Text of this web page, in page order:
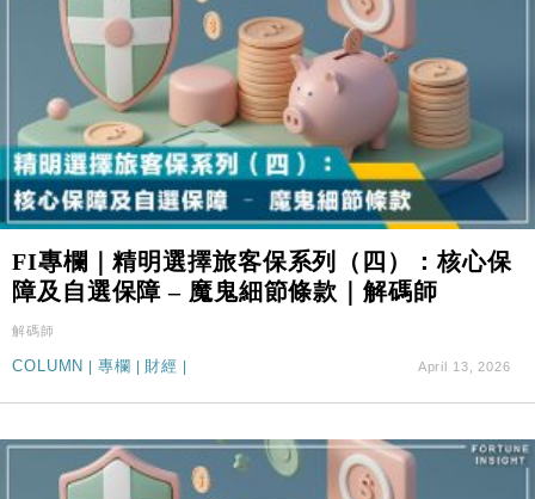
FI專欄｜精明選擇旅客保系列（四）：核心保
障及自選保障 – 魔鬼細節條款｜解碼師
解碼師
COLUMN | 專欄 | 財經 | April 13, 2026